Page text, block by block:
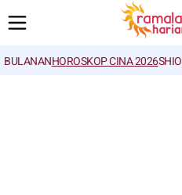
BULANANHOROSKOP CINA 2026SHIO